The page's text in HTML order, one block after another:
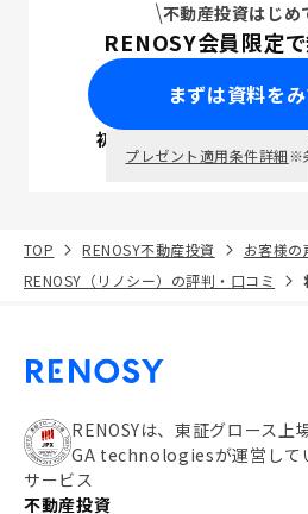
不動産投資はじめ
RENOSY会員限定で
まずは資料を
初回面談で ポイン
プレゼント適用条件詳細※
TOP RENOSY不動産投資
お客様の
RENOSY（リノシー）の評判・口コミ
RENOSYは、東証グロース上
GA technologiesが運営して
サービス
不動産投資